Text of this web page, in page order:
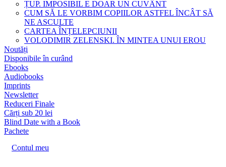
ȚUP. IMPOSIBIL E DOAR UN CUVÂNT
CUM SĂ LE VORBIM COPIILOR ASTFEL ÎNCÂT SĂ
NE ASCULTE
CARTEA ÎNȚELEPCIUNII
VOLODIMIR ZELENSKI. ÎN MINTEA UNUI EROU
Noutăți
Disponibile în curând
Ebooks
Audiobooks
Imprints
Newsletter
Reduceri Finale
Cărți sub 20 lei
Blind Date with a Book
Pachete
Contul meu